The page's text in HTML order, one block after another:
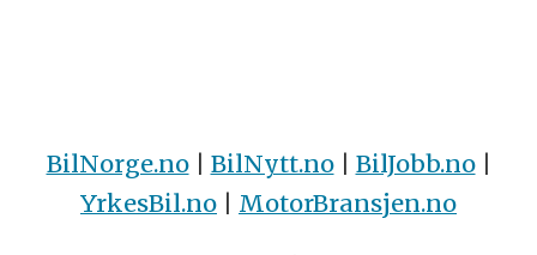
BilNorge.no| BilNytt.no| BilJobb.no|
YrkesBil.no | MotorBransjen.no